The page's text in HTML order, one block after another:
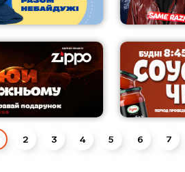
2 3 4 5 6 7